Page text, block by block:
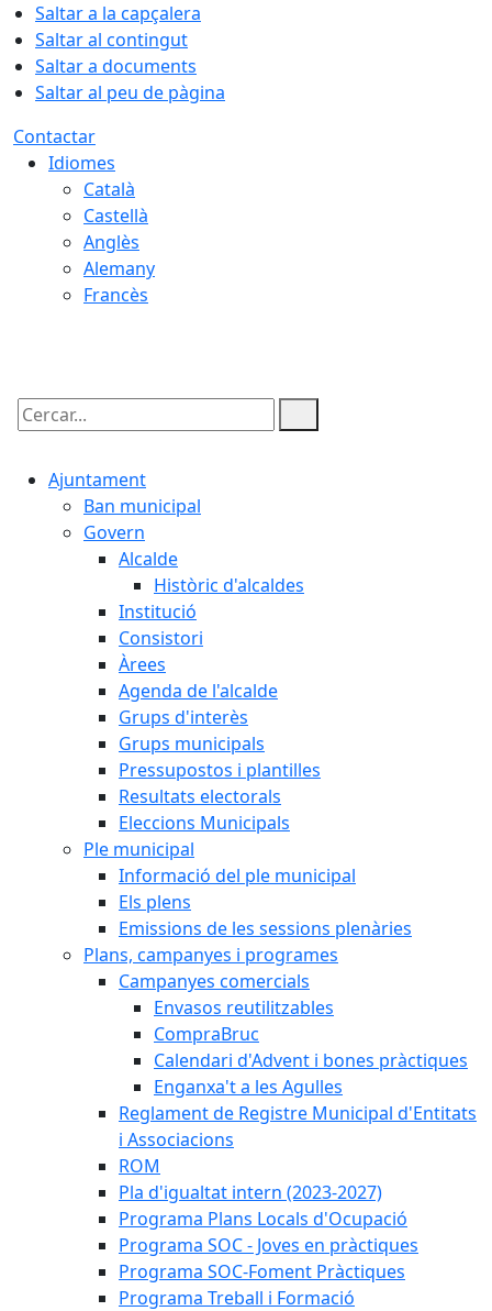
Saltar a la capçalera
Saltar al contingut
Saltar a documents
Saltar al peu de pàgina
Contactar
Idiomes
Català
Castellà
Anglès
Alemany
Francès
Cercar:
Ajuntament
Ban municipal
Govern
Alcalde
Històric d'alcaldes
Institució
Consistori
Àrees
Agenda de l'alcalde
Grups d'interès
Grups municipals
Pressupostos i plantilles
Resultats electorals
Eleccions Municipals
Ple municipal
Informació del ple municipal
Els plens
Emissions de les sessions plenàries
Plans, campanyes i programes
Campanyes comercials
Envasos reutilitzables
CompraBruc
Calendari d'Advent i bones pràctiques
Enganxa't a les Agulles
Reglament de Registre Municipal d'Entitats
i Associacions
ROM
Pla d'igualtat intern (2023-2027)
Programa Plans Locals d'Ocupació
Programa SOC - Joves en pràctiques
Programa SOC-Foment Pràctiques
Programa Treball i Formació